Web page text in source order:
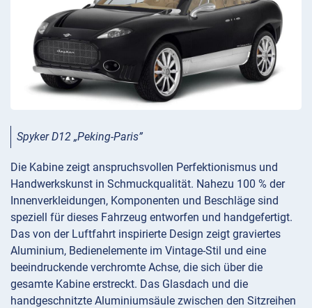
Spyker D12 „Peking-Paris”
Die Kabine zeigt anspruchsvollen Perfektionismus und
Handwerkskunst in Schmuckqualität. Nahezu 100 % der
Innenverkleidungen, Komponenten und Beschläge sind
speziell für dieses Fahrzeug entworfen und handgefertigt.
Das von der Luftfahrt inspirierte Design zeigt graviertes
Aluminium, Bedienelemente im Vintage-Stil und eine
beeindruckende verchromte Achse, die sich über die
gesamte Kabine erstreckt. Das Glasdach und die
handgeschnitzte Aluminiumsäule zwischen den Sitzreihen